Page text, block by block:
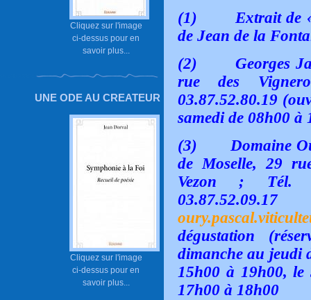
Cliquez sur l'image
ci-dessus pour en
savoir plus...
UNE ODE AU CREATEUR
Cliquez sur l'image
ci-dessus pour en
savoir plus...
(1)
Extrait de
de Jean de la
(2)
Georges
rue des
03.87.52.80.19
samedi de 08h00 à
(3)
Domaine
de Moselle, 29
Vezon ; Tél.
dégustation
dimanche au jeudi
15h00 à 19h00, le
17h00 à 18h00